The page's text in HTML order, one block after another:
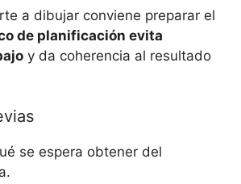
a dibujar conviene preparar el
de planificación evita
y da coherencia al resultado
se espera obtener del